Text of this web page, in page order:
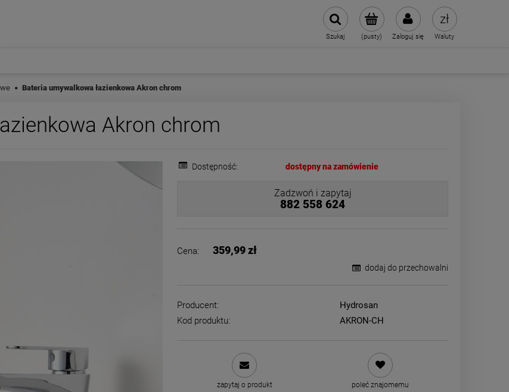
(pusty) Zaloguj się
Szukaj Waluty
Bateria umywalkowa łazienkowa Akron chrom
Akron chrom
Dostępność: dostępny na zamówienie
Zadzwoń i zapytaj
882 558 624
Cena: 359,99 zł
dodaj do przechowalni
Producent:
Hydrosan
Kod produktu:
AKRON-CH
zapytaj o produkt poleć znajomemu